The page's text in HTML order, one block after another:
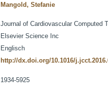
Mangold, Stefanie
Journal of Cardiovascular Computed
Elsevier Science Inc
Englisch
http://dx.doi.org/10.1016/
1934-5925